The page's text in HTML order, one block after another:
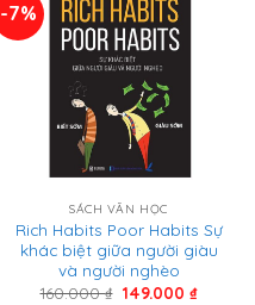
-7%
SÁCH VĂN HỌC
Rich Habits Poor Habits Sự
khác biệt giữa người giàu
và người nghèo
160.000₫ Giá
149.000 ₫Giá